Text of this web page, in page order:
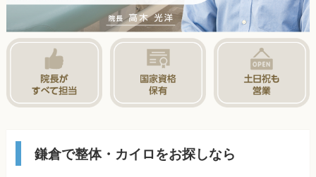
鎌倉で整体・カイロをお探しなら